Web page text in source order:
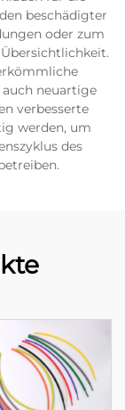
beschädigter
oder zum
neuartige
verbesserte
werden, um
des